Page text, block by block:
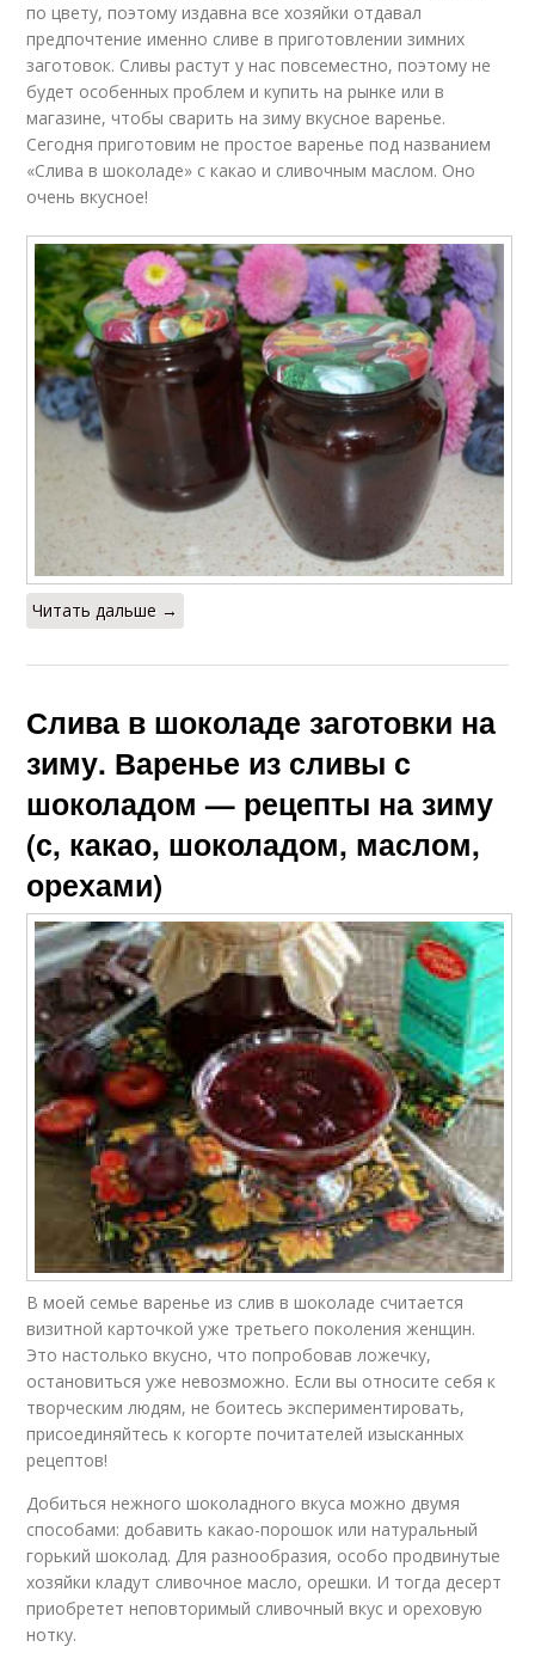
по цвету, поэтому издавна все хозяйки отдавал
предпочтение именно сливе в приготовлении зимних
заготовок. Сливы растут у нас повсеместно, поэтому не
будет особенных проблем и купить на рынке или в
магазине, чтобы сварить на зиму вкусное варенье.
Сегодня приготовим не простое варенье под названием
«Слива в шоколаде» с какао и сливочным маслом. Оно
очень вкусное!
Читать дальше →
Слива в шоколаде заготовки на
зиму. Варенье из сливы с
шоколадом — рецепты на зиму
(с, какао, шоколадом, маслом,
орехами)
В моей семье варенье из слив в шоколаде считается
визитной карточкой уже третьего поколения женщин.
Это настолько вкусно, что попробовав ложечку,
остановиться уже невозможно. Если вы относите себя к
творческим людям, не боитесь экспериментировать,
присоединяйтесь к когорте почитателей изысканных
рецептов!
Добиться нежного шоколадного вкуса можно двумя
способами: добавить какао-порошок или натуральный
горький шоколад. Для разнообразия, особо продвинутые
хозяйки кладут сливочное масло, орешки. И тогда десерт
приобретет неповторимый сливочный вкус и ореховую
нотку.